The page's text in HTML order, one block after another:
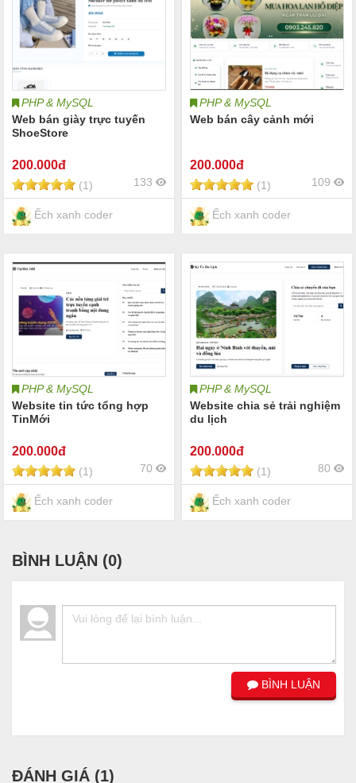
PHP & MySQL
Web bán giày trực tuyến
ShoeStore
200.000đ
(1) 133
Ếch xanh coder
PHP & MySQL
Web bán cây cảnh mới
200.000đ
(1) 109
Ếch xanh coder
PHP & MySQL
Website tin tức tổng hợp
TinMới
200.000đ
(1) 70
Ếch xanh coder
PHP & MySQL
Website chia sẻ trải nghiệm
du lịch
200.000đ
(1) 80
Ếch xanh coder
BÌNH LUẬN (0)
BÌNH LUẬN
ĐÁNH GIÁ (1)